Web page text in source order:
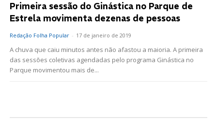
Primeira sessão do Ginástica no Parque de
Estrela movimenta dezenas de pessoas
Redação Folha Popular - 17 de janeiro de 2019
A chuva que caiu minutos antes não afastou a maioria. A primeira
das sessões coletivas agendadas pelo programa Ginástica no
Parque movimentou mais de...